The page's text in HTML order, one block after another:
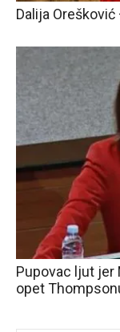
Dalija
Pupovac ljut jer
opet